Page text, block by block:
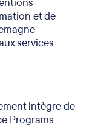
et de
services
intègre de
Programs